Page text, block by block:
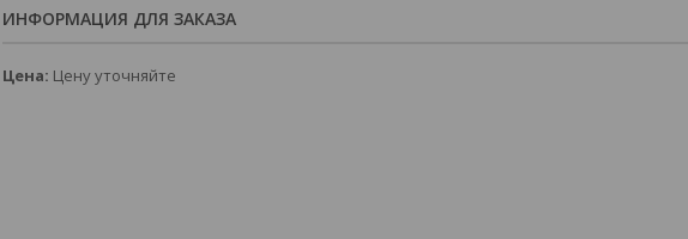
ИНФОРМАЦИЯ ДЛЯ ЗАКАЗА
Цена: Цену уточняйте